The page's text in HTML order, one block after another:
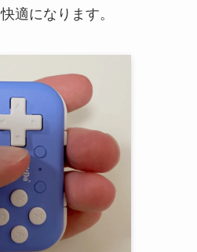
適になります。